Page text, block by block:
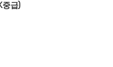
중급)